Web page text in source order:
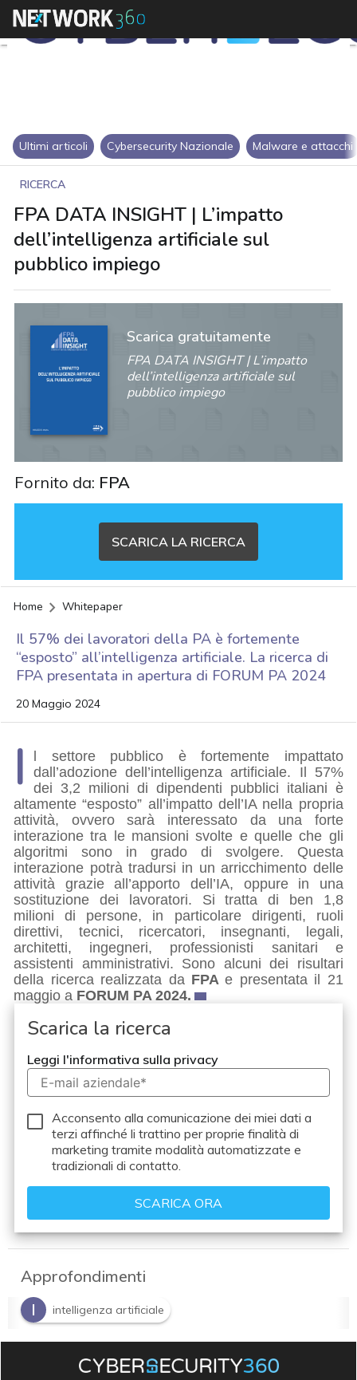
Ultimi articoli Cybersecurity Nazionale Malware e attacchi
RICERCA
FPA DATA INSIGHT | L’impatto
dell’intelligenza artificiale sul
pubblico impiego
Scarica gratuitamente
FPA DATA INSIGHT | L’impatto
dell’intelligenza artificiale sul
pubblico impiego
Fornito da: FPA
SCARICA LA RICERCA
Home Whitepaper
Il 57% dei lavoratori della PA è fortemente
“esposto” all’intelligenza artificiale. La ricerca di
FPA presentata in apertura di FORUM PA 2024
20 Maggio 2024
I
l settore pubblico è fortemente impattato
dall’adozione dell’intelligenza artificiale. Il 57%
dei 3,2 milioni di dipendenti pubblici italiani è
altamente “esposto” all’impatto dell’IA nella propria
attività, ovvero sarà interessato da una forte
interazione tra le mansioni svolte e quelle che gli
algoritmi sono in grado di svolgere. Questa
interazione potrà tradursi in un arricchimento delle
attività grazie all’apporto dell’IA, oppure in una
sostituzione dei lavoratori. Si tratta di ben 1,8
milioni di persone, in particolare dirigenti, ruoli
direttivi, tecnici, ricercatori, insegnanti, legali,
architetti, ingegneri, professionisti sanitari e
assistenti amministrativi. Sono alcuni dei risultari
della ricerca realizzata da FPAe presentata il 21
maggio a FORUM PA 2024.
Scarica la ricerca
Leggi l'informativa sulla privacy
Acconsento alla comunicazione dei miei dati a
terzi affinché li trattino per proprie finalità di
marketing tramite modalità automatizzate e
tradizionali di contatto.
Approfondimenti
I
intelligenza artificiale